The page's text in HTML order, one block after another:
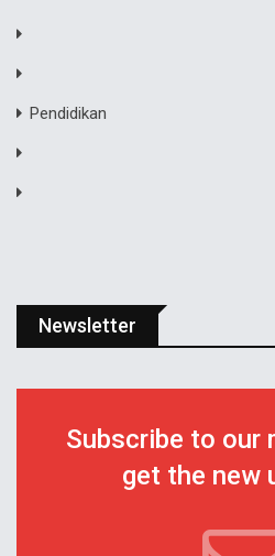
Pendidikan
Newsletter
Subscribe to our
get the new